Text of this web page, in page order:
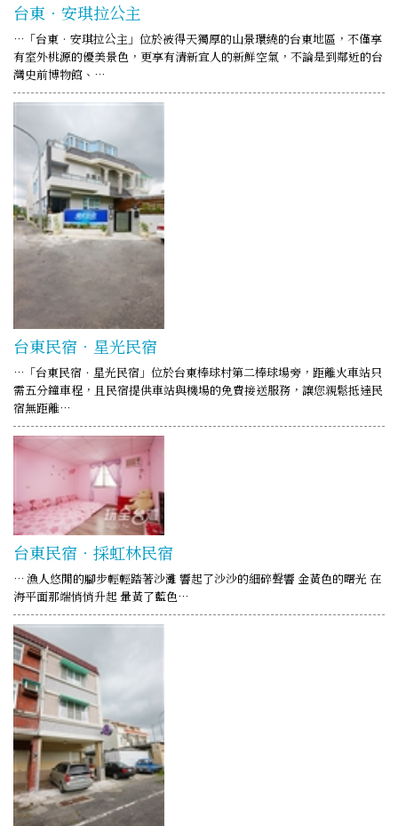
台東‧安琪拉公主
…「台東‧安琪拉公主」位於被得天獨厚的山景環繞的台東地區，不僅享
有室外桃源的優美景色，更享有清新宜人的新鮮空氣，不論是到鄰近的台
灣史前博物館、…
台東民宿．星光民宿
…「台東民宿．星光民宿」位於台東棒球村第二棒球場旁，距離火車站只
需五分鐘車程，且民宿提供車站與機場的免費接送服務，讓您親鬆抵達民
宿無距離…
台東民宿‧採虹林民宿
… 漁人悠閒的腳步輕輕踏著沙灘 響起了沙沙的細碎聲響 金黃色的曙光 在
海平面那端悄悄升起 暈黃了藍色…